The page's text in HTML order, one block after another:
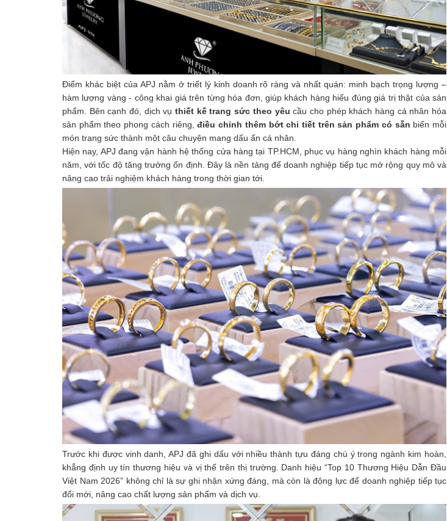
Điểm khác biệt của APJ nằm ở triết lý kinh doanh rõ ràng và nhất quán: minh bạch trọng lượng –
hàm lượng vàng - công khai giá trên từng hóa đơn, giúp khách hàng hiểu đúng giá trị thật của sản
phẩm. Bên cạnh đó, dịch vụthiết kế trang sức theo yêu cầu cho phép khách hàng cá nhân hóa
sản phẩm theo phong cách riêng, điều chỉnh thêm bớt chi tiết trên sản phẩm có sẵn biến mỗi
món trang sức thành một câu chuyện mang dấu ấn cá nhân.
Hiện nay, APJ đang vận hành hệ thống cửa hàng tại TP.HCM, phục vụ hàng nghìn khách hàng mỗi
năm, với tốc độ tăng trưởng ổn định. Đây là nền tảng để doanh nghiệp tiếp tục mở rộng quy mô và
nâng cao trải nghiệm khách hàng trong thời gian tới.
Trước khi được vinh danh, APJ đã ghi dấu với nhiều thành tựu đáng chú ý trong ngành kim hoàn,
khẳng định uy tín thương hiệu và vị thế trên thị trường. Danh hiệu “Top 10 Thương Hiệu Dẫn Đầu
Việt Nam 2026” không chỉ là sự ghi nhận xứng đáng, mà còn là động lực để doanh nghiệp tiếp tục
đổi mới, nâng cao chất lượng sản phẩm và dịch vụ.